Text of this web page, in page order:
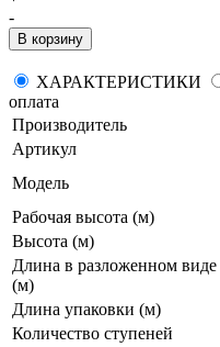
-
В корзину
ХАРАКТЕРИСТИКИ
оплата
Производитель
Артикул
Модель
Рабочая высота (м)
Высота (м)
Длина в разложенном виде
(м)
Длина упаковки (м)
Количество ступеней